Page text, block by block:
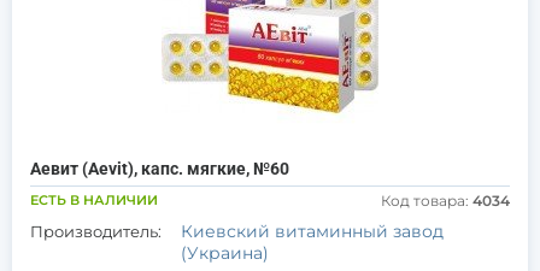
Аевит (Aevit), капс. мягкие, №60
ЕСТЬ В НАЛИЧИИ Код товара: 4034
Производитель:
Киевский витаминный завод
(Украина)